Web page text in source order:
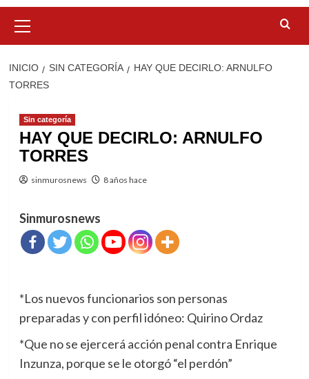
principal
INICIO SIN CATEGORÍA
HAY QUE DECIRLO: ARNULFO
TORRES
Sin categoría
HAY QUE DECIRLO: ARNULFO
TORRES
sinmurosnews 8 años hace
Sinmurosnews
*Los nuevos funcionarios son personas
preparadas y con perfil idóneo: Quirino Ordaz
*Que no se ejercerá acción penal contra Enrique
Inzunza, porque se le otorgó “el perdón”